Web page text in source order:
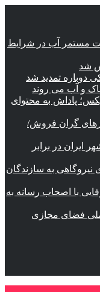
مستمر آب در شرایط
شد
و آب می روند
پاداش به محتوای
گران فروش/
ایران در برابر
نیروگاهی به سازندگان
با اصحاب رسانه به
ملی فضای مجازی